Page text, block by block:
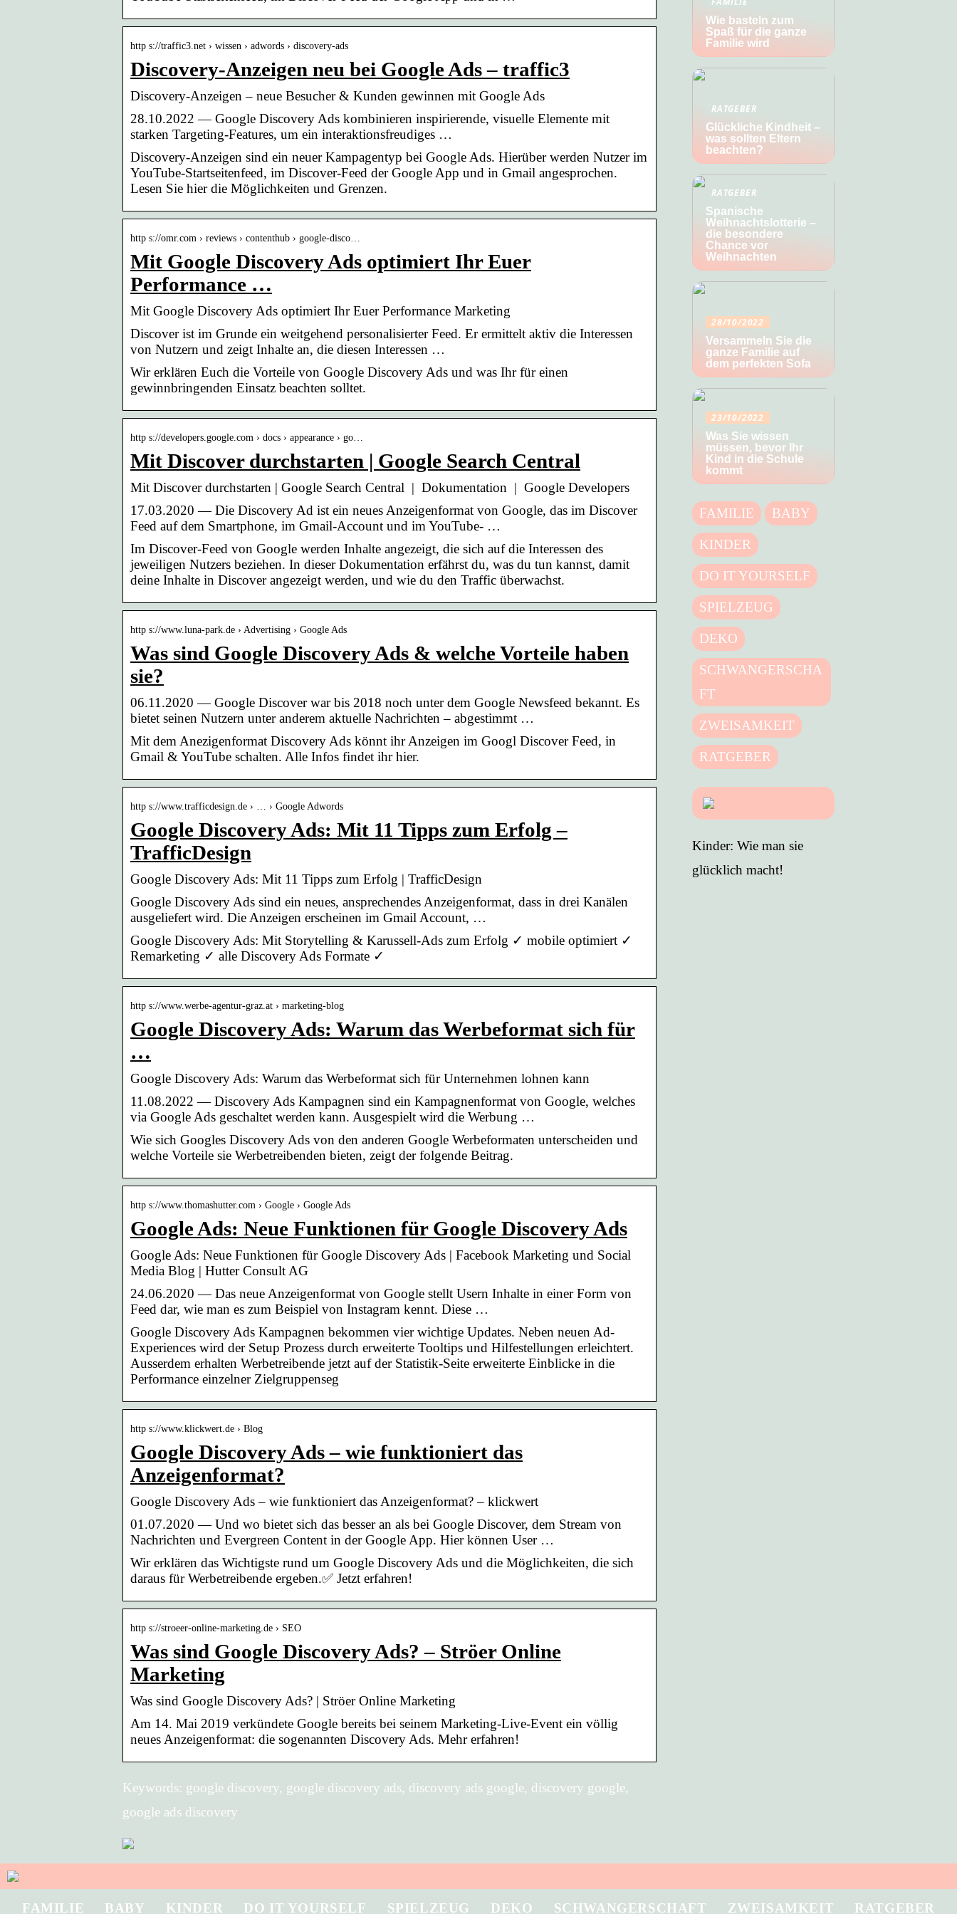
http s://traffic3.net › wissen › adwords › discovery-ads
Discovery-Anzeigen neu bei Google Ads – traffic3
Discovery-Anzeigen – neue Besucher & Kunden gewinnen mit Google Ads
28.10.2022 — Google Discovery Ads kombinieren inspirierende, visuelle Elemente mit
starken Targeting-Features, um ein interaktionsfreudiges …
Discovery-Anzeigen sind ein neuer Kampagentyp bei Google Ads. Hierüber werden Nutzer im
YouTube-Startseitenfeed, im Discover-Feed der Google App und in Gmail angesprochen.
Lesen Sie hier die Möglichkeiten und Grenzen.
http s://omr.com › reviews › contenthub › google-disco…
Mit Google Discovery Ads optimiert Ihr Euer
Performance …
Mit Google Discovery Ads optimiert Ihr Euer Performance Marketing
Discover ist im Grunde ein weitgehend personalisierter Feed. Er ermittelt aktiv die Interessen
von Nutzern und zeigt Inhalte an, die diesen Interessen …
Wir erklären Euch die Vorteile von Google Discovery Ads und was Ihr für einen
gewinnbringenden Einsatz beachten solltet.
http s://developers.google.com › docs › appearance › go…
Mit Discover durchstarten | Google Search Central
Mit Discover durchstarten | Google Search Central | Dokumentation | Google Developers
17.03.2020 — Die Discovery Ad ist ein neues Anzeigenformat von Google, das im Discover
Feed auf dem Smartphone, im Gmail-Account und im YouTube- …
Im Discover-Feed von Google werden Inhalte angezeigt, die sich auf die Interessen des
jeweiligen Nutzers beziehen. In dieser Dokumentation erfährst du, was du tun kannst, damit
deine Inhalte in Discover angezeigt werden, und wie du den Traffic überwachst.
http s://www.luna-park.de › Advertising › Google Ads
Was sind Google Discovery Ads & welche Vorteile haben
sie?
06.11.2020 — Google Discover war bis 2018 noch unter dem Google Newsfeed bekannt. Es
bietet seinen Nutzern unter anderem aktuelle Nachrichten – abgestimmt …
Mit dem Anezigenformat Discovery Ads könnt ihr Anzeigen im Googl Discover Feed, in
Gmail & YouTube schalten. Alle Infos findet ihr hier.
http s://www.trafficdesign.de › … › Google Adwords
Google Discovery Ads: Mit 11 Tipps zum Erfolg –
TrafficDesign
Google Discovery Ads: Mit 11 Tipps zum Erfolg | TrafficDesign
Google Discovery Ads sind ein neues, ansprechendes Anzeigenformat, dass in drei Kanälen
ausgeliefert wird. Die Anzeigen erscheinen im Gmail Account, …
Google Discovery Ads: Mit Storytelling & Karussell-Ads zum Erfolg ✓ mobile optimiert ✓
Remarketing ✓ alle Discovery Ads Formate ✓
http s://www.werbe-agentur-graz.at › marketing-blog
Google Discovery Ads: Warum das Werbeformat sich für
…
Google Discovery Ads: Warum das Werbeformat sich für Unternehmen lohnen kann
11.08.2022 — Discovery Ads Kampagnen sind ein Kampagnenformat von Google, welches
via Google Ads geschaltet werden kann. Ausgespielt wird die Werbung …
Wie sich Googles Discovery Ads von den anderen Google Werbeformaten unterscheiden und
welche Vorteile sie Werbetreibenden bieten, zeigt der folgende Beitrag.
http s://www.thomashutter.com › Google › Google Ads
Google Ads: Neue Funktionen für Google Discovery Ads
Google Ads: Neue Funktionen für Google Discovery Ads | Facebook Marketing und Social
Media Blog | Hutter Consult AG
24.06.2020 — Das neue Anzeigenformat von Google stellt Usern Inhalte in einer Form von
Feed dar, wie man es zum Beispiel von Instagram kennt. Diese …
Google Discovery Ads Kampagnen bekommen vier wichtige Updates. Neben neuen Ad-
Experiences wird der Setup Prozess durch erweiterte Tooltips und Hilfestellungen erleichtert.
Ausserdem erhalten Werbetreibende jetzt auf der Statistik-Seite erweiterte Einblicke in die
Performance einzelner Zielgruppenseg
http s://www.klickwert.de › Blog
Google Discovery Ads – wie funktioniert das
Anzeigenformat?
Google Discovery Ads – wie funktioniert das Anzeigenformat? – klickwert
01.07.2020 — Und wo bietet sich das besser an als bei Google Discover, dem Stream von
Nachrichten und Evergreen Content in der Google App. Hier können User …
Wir erklären das Wichtigste rund um Google Discovery Ads und die Möglichkeiten, die sich
daraus für Werbetreibende ergeben.✅ Jetzt erfahren!
http s://stroeer-online-marketing.de › SEO
Was sind Google Discovery Ads? – Ströer Online
Marketing
Was sind Google Discovery Ads? | Ströer Online Marketing
Am 14. Mai 2019 verkündete Google bereits bei seinem Marketing-Live-Event ein völlig
neues Anzeigenformat: die sogenannten Discovery Ads. Mehr erfahren!
Keywords: google discovery, google discovery ads, discovery ads google, discovery google,
google ads discovery
Wie basteln zum
Spaß für die ganze
Familie wird
RATGEBER
Glückliche Kindheit –
was sollten Eltern
beachten?
RATGEBER
Spanische
Weihnachtslotterie –
die besondere
Chance vor
Weihnachten
28/10/2022
Versammeln Sie die
ganze Familie auf
dem perfekten Sofa
23/10/2022
Was Sie wissen
müssen, bevor Ihr
Kind in die Schule
kommt
FAMILIE BABY
KINDER
DO IT YOURSELF
SPIELZEUG
DEKO
SCHWANGERSCHA
FT
ZWEISAMKEIT
RATGEBER
Kinder: Wie man sie
glücklich macht!
FAMILIE BABY KINDER DO IT YOURSELF SPIELZEUG DEKO SCHWANGERSCHAFT ZWEISAMKEIT RATGEBER